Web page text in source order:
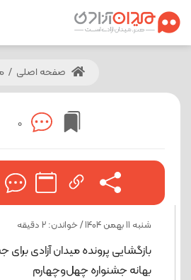
صفحه اصلی /
0
شنبه 11 بهمن 1404 / خواندن: 2 دقیقه
بازگشایی پرونده میدان آزادی برای
بهانه جشنواره چهل‌وچهارم